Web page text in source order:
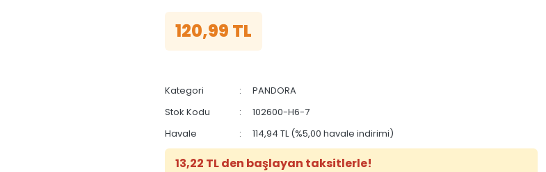
120,99 TL
Kategori
PANDORA
Stok Kodu
102600-H6-7
Havale
114,94 TL (%5,00 havale indirimi)
13,22 TL den başlayan taksitlerle!